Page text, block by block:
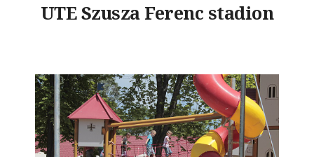
UTE Szusza Ferenc stadion